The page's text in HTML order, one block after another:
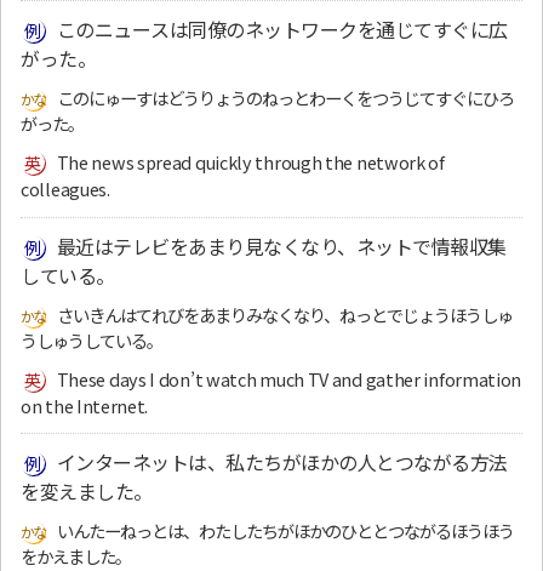
このニュースは同僚のネットワークを通じてすぐに広
がった。
このにゅーすはどうりょうのねっとわーくをつうじてすぐにひろ
がった。
The news spread quickly through the network of
colleagues.
最近はテレビをあまり見なくなり、ネットで情報収集
している。
さいきんはてれびをあまりみなくなり、ねっとでじょうほうしゅ
うしゅうしている。
These days I don’t watch much TV and gather information
on the Internet.
インターネットは、私たちがほかの人とつながる方法
を変えました。
いんたーねっとは、わたしたちがほかのひととつながるほうほう
をかえました。